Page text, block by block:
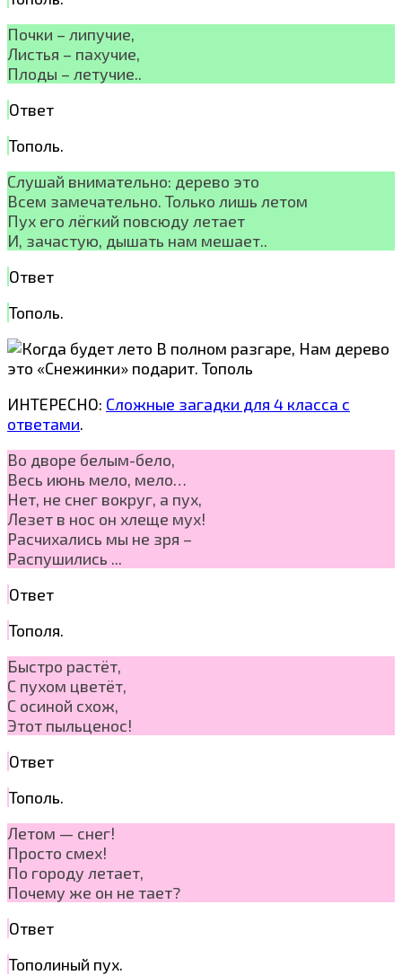
Почки – липучие,
Листья – пахучие,
Плоды – летучие..
Ответ
Тополь.
Слушай внимательно: дерево это
Всем замечательно. Только лишь летом
Пух его лёгкий повсюду летает
И, зачастую, дышать нам мешает..
Ответ
Тополь.
ИНТЕРЕСНО: Сложные загадки для 4 класса с
ответами.
Во дворе белым-бело,
Весь июнь мело, мело…
Нет, не снег вокруг, а пух,
Лезет в нос он хлеще мух!
Расчихались мы не зря –
Распушились ...
Ответ
Тополя.
Быстро растёт,
С пухом цветёт,
С осиной схож,
Этот пыльценос!
Ответ
Тополь.
Летом — снег!
Просто смех!
По городу летает,
Почему же он не тает?
Ответ
Тополиный пух.